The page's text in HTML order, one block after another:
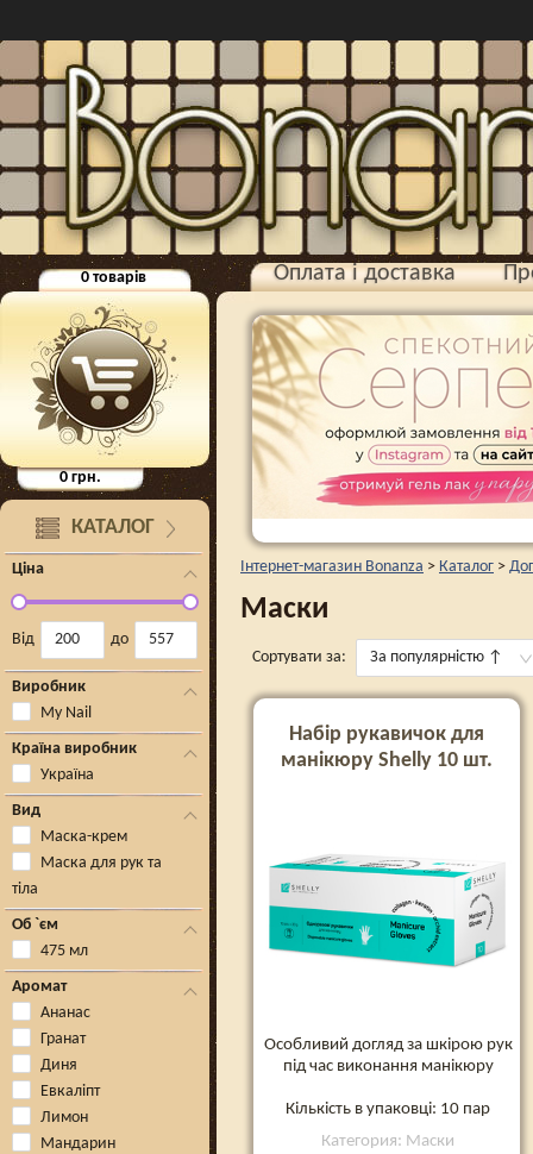
0 товарів
0грн.
КАТАЛОГ
Ціна
Від до
Виробник
My Nail
Країна виробник
Україна
Вид
Маска-крем
Маска для рук та
тіла
Об `єм
475 мл
Аромат
Ананас
Гранат
Диня
Евкаліпт
Лимон
Мандарин
Оплата і доставка
Інтернет-магазин Bonanza > Каталог >
Маски
Сортувати за: За популярністю ↑
Набір рукавичок для
манікюру Shelly 10 шт.
Особливий догляд за шкірою рук
під час виконання манікюру
Кількість в упаковці: 10 пар
Категория: Маски